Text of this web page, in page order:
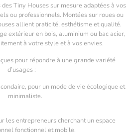
Tiny Houses sur mesure adaptées à vos
ou professionnels. Montées sur roues ou
allient praticité, esthétisme et qualité.
extérieur en bois, aluminium ou bac acier,
à votre style et à vos envies.
pour répondre à une grande variété
d’usages :
pour un mode de vie écologique et
minimaliste.
les entrepreneurs cherchant un espace
fonctionnel et mobile.